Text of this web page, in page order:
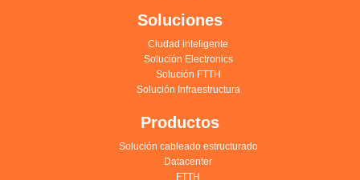
Soluciones
Ciudad inteligente
Solución Electronics
Solución FTTH
Solución Infraestructura
Productos
Solución cableado estructurado
Datacenter
FTTH